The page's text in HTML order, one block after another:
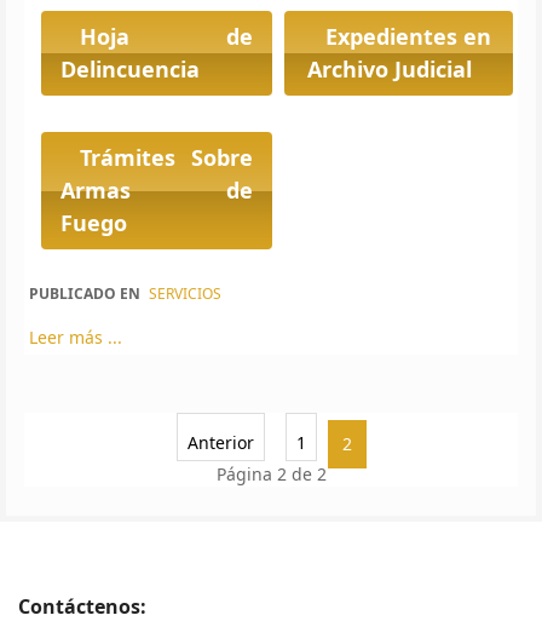
Hoja de
Delincuencia
Expedientes en
Archivo Judicial
Trámites Sobre
Armas de
Fuego
PUBLICADO EN SERVICIOS
Leer más ...
Anterior 1
2
Página 2 de 2
Contáctenos: